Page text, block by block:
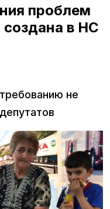
проблем
в НС
не